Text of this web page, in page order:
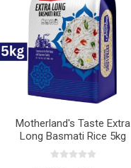
Motherland's Taste Extra
Long Basmati Rice 5kg